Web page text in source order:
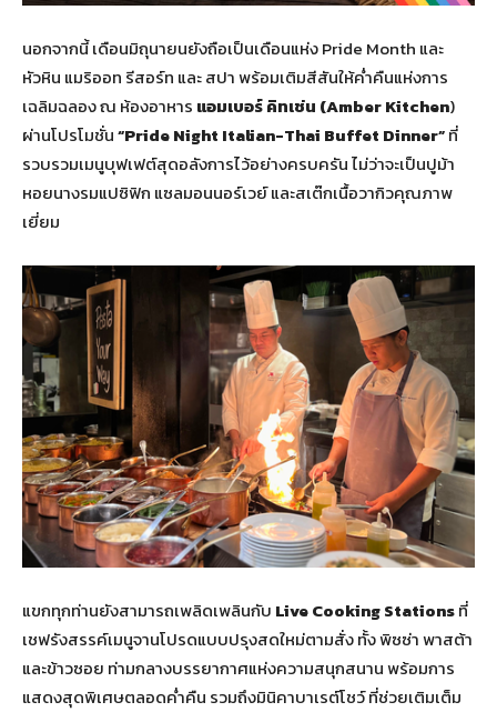
นอกจากนี้ เดือนมิถุนายนยังถือเป็นเดือนแห่ง Pride Month และ
หัวหิน แมริออท รีสอร์ท และ สปา พร้อมเติมสีสันให้ค่ำคืนแห่งการ
เฉลิมฉลอง ณ ห้องอาหาร แอมเบอร์ คิทเช่น (Amber Kitchen)
ผ่านโปรโมชั่น“Pride Night Italian-Thai Buffet Dinner”ที่
รวบรวมเมนูบุฟเฟต์สุดอลังการไว้อย่างครบครัน ไม่ว่าจะเป็นปูม้า
หอยนางรมแปซิฟิก แซลมอนนอร์เวย์ และสเต๊กเนื้อวากิวคุณภาพ
เยี่ยม
แขกทุกท่านยังสามารถเพลิดเพลินกับ Live Cooking Stationsที่
เชฟรังสรรค์เมนูจานโปรดแบบปรุงสดใหม่ตามสั่ง ทั้ง พิซซ่า พาสต้า
และข้าวซอย ท่ามกลางบรรยากาศแห่งความสนุกสนาน พร้อมการ
แสดงสุดพิเศษตลอดค่ำคืน รวมถึงมินิคาบาเรต์โชว์ ที่ช่วยเติมเต็ม